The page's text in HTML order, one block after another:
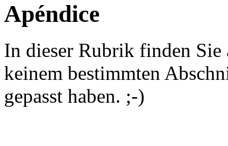
Apéndice
In dieser Rubrik finden Sie
keinem bestimmten
gepasst haben. ;-)